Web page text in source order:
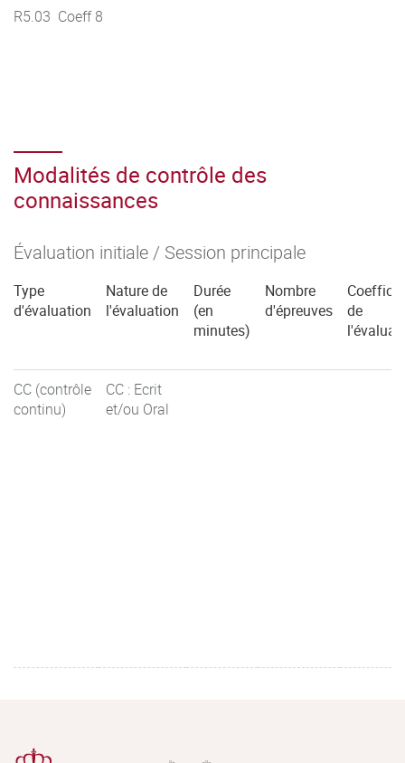
R5.03 Coeff 8
Modalités de contrôle des
connaissances
Évaluation initiale / Session principale
Type
d'évaluation
Nature de
l'évaluation
Durée
(en
minutes)
Nombre
d'épreuves
de
CC (contrôle
continu)
CC : Ecrit
et/ou Oral